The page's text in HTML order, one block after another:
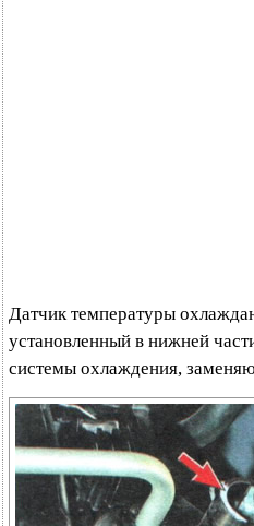
Датчик температуры
установленный в нижней
системы охлаждения,